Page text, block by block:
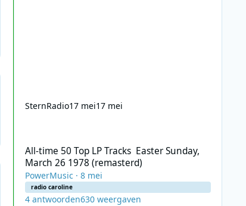
SternRadio17 mei17 mei
All-time 50 Top LP Tracks Easter Sunday,
March 26 1978 (remasterd)
PowerMusic · 8 mei
radio caroline
4 antwoorden630 weergaven